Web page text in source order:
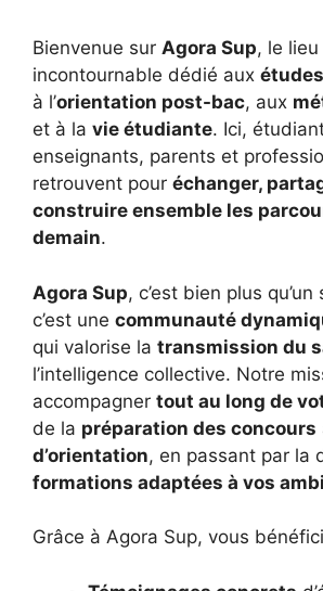
Bienvenue sur Agora Sup, le lieu
incontournable dédié aux
à l’orientation post-bac, aux
et à la vie étudiante. Ici,
enseignants, parents et
retrouvent pour échanger,
construire ensemble les
demain.
Agora Sup, c’est bien plus
c’est une communauté
qui valorise la transmission du
l’intelligence collective. Notre
accompagner tout au long de
de la préparation des concours
d’orientation, en passant par la
formations adaptées à vos
Grâce à Agora Sup, vous